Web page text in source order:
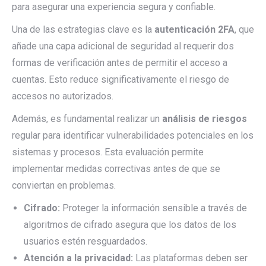
para asegurar una experiencia segura y confiable.
Una de las estrategias clave es la autenticación 2FA, que
añade una capa adicional de seguridad al requerir dos
formas de verificación antes de permitir el acceso a
cuentas. Esto reduce significativamente el riesgo de
accesos no autorizados.
Además, es fundamental realizar un análisis de riesgos
regular para identificar vulnerabilidades potenciales en los
sistemas y procesos. Esta evaluación permite
implementar medidas correctivas antes de que se
conviertan en problemas.
Cifrado: Proteger la información sensible a través de
algoritmos de cifrado asegura que los datos de los
usuarios estén resguardados.
Atención a la privacidad: Las plataformas deben ser